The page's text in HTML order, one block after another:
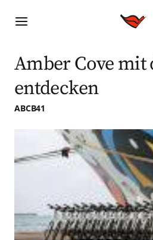
Amber Cove mit
entdecken
ABCB41